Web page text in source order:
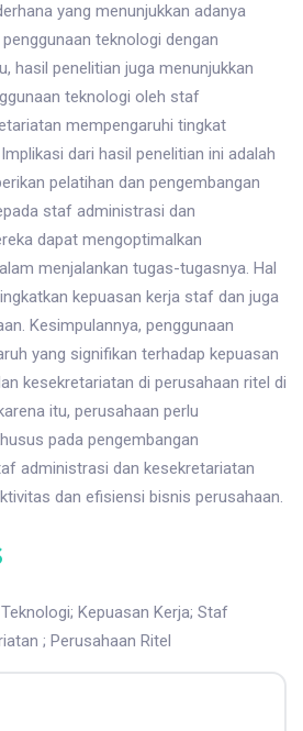
yang menunjukkan adanya
teknologi dengan
hasil penelitian juga menunjukkan
teknologi oleh staf
mempengaruhi tingkat
dari hasil penelitian ini adalah
pelatihan dan pengembangan
staf administrasi dan
dapat mengoptimalkan
menjalankan tugas-tugasnya. Hal
kepuasan kerja staf dan juga
Kesimpulannya, penggunaan
yang signifikan terhadap kepuasan
kesekretariatan di perusahaan ritel di
itu, perusahaan perlu
pada pengembangan
administrasi dan kesekretariatan
dan efisiensi bisnis perusahaan.
; Kepuasan Kerja; Staf
; Perusahaan Ritel